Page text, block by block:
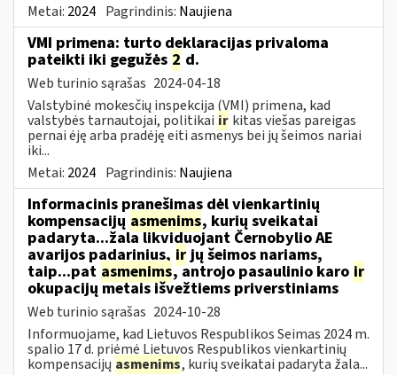
Metai: 2024 Pagrindinis: Naujiena
VMI primena: turto deklaracijas privaloma
pateikti iki gegužės 2 d.
Web turinio sąrašas 2024-04-18
Valstybinė mokesčių inspekcija (VMI) primena, kad
valstybės tarnautojai, politikai ir kitas viešas pareigas
pernai ėję arba pradėję eiti asmenys bei jų šeimos nariai
iki...
Metai: 2024 Pagrindinis: Naujiena
Informacinis pranešimas dėl vienkartinių
kompensacijų asmenims, kurių sveikatai
padaryta...žala likviduojant Černobylio AE
avarijos padarinius, irjų šeimos nariams,
taip...pat asmenims, antrojo pasaulinio karo ir
okupacijų metais išvežtiems priverstiniams
Web turinio sąrašas 2024-10-28
Informuojame, kad Lietuvos Respublikos Seimas 2024 m.
spalio 17 d. priėmė Lietuvos Respublikos vienkartinių
kompensacijų asmenims, kurių sveikatai padaryta žala...